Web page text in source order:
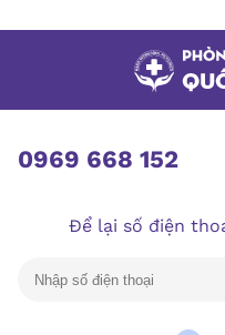
0969 668 152
Để lại số điện